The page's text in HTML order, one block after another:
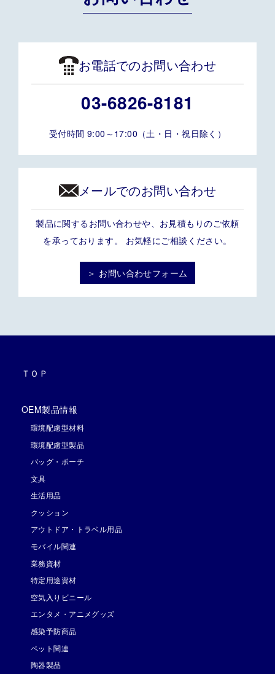
お電話でのお問い合わせ
03-6826-8181
受付時間 9:00～17:00（土・日・祝日除く）
メールでのお問い合わせ
製品に関するお問い合わせや、お見積もりのご依頼
を承っております。 お気軽にご相談ください。
＞ お問い合わせフォーム
ＴＯＰ
OEM製品情報
環境配慮型材料
環境配慮型製品
バッグ・ポーチ
文具
生活用品
クッション
アウトドア・トラベル用品
モバイル関連
業務資材
特定用途資材
空気入りビニール
エンタメ・アニメグッズ
感染予防商品
ペット関連
陶器製品